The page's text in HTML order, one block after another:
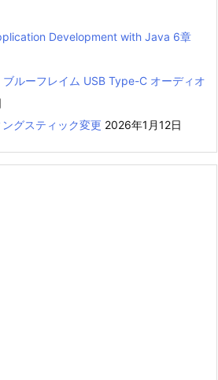
Development with Java 6章
ルーフレイム USB Type-C オーディオ
グスティック変更 2026年1月12日